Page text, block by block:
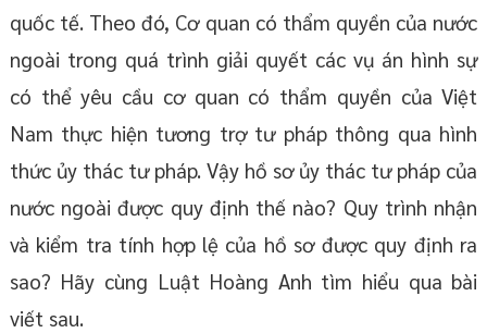
quốc tế. Theo đó, Cơ quan có thẩm quyền của nước
ngoài trong quá trình giải quyết các vụ án hình sự
có thể yêu cầu cơ quan có thẩm quyền của Việt
Nam thực hiện tương trợ tư pháp thông qua hình
thức ủy thác tư pháp. Vậy hồ sơ ủy thác tư pháp của
nước ngoài được quy định thế nào? Quy trình nhận
và kiểm tra tính hợp lệ của hồ sơ được quy định ra
sao? Hãy cùng Luật Hoàng Anh tìm hiểu qua bài
viết sau.